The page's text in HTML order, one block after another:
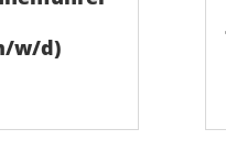
w/d)